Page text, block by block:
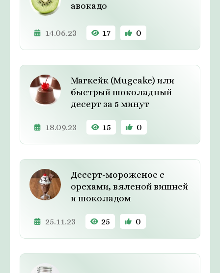
авокадо
14.06.23 17 0
Магкейк (Mugcake) или
быстрый шоколадный
десерт за 5 минут
18.09.23 15 0
Десерт-мороженое с
орехами, вяленой вишней
и шоколадом
25.11.23 25 0